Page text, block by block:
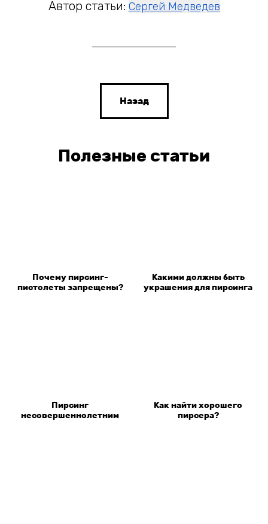
Автор статьи: Сергей Медведев
Назад
Полезные статьи
Почему пирсинг-
пистолеты запрещены?
Какими должны быть
украшения для пирсинга
Пирсинг
несовершеннолетним
Как найти хорошего
пирсера?